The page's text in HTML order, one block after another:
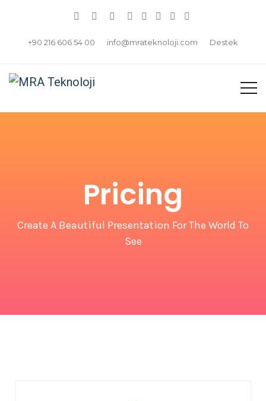
+90 216 606 54 00 info@mrateknoloji.com Destek
Pricing
Create A Beautiful Presentation For The World To
See